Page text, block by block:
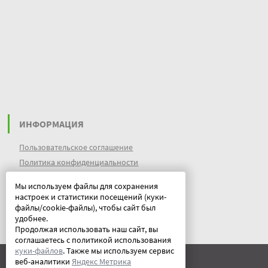
Мы используем файлы для сохранения
настроек и статистики посещений (куки-
файлы/cookie-файлы), чтобы сайт был
удобнее.
Продолжая использовать наш сайт, вы
соглашаетесь с политикой использования
куки-файлов. Также мы используем сервис
веб-аналитики Яндекс Метрика
ИНФОРМАЦИЯ
Пользовательское соглашение
Политика конфиденциальности
куки (cookies)
Документы